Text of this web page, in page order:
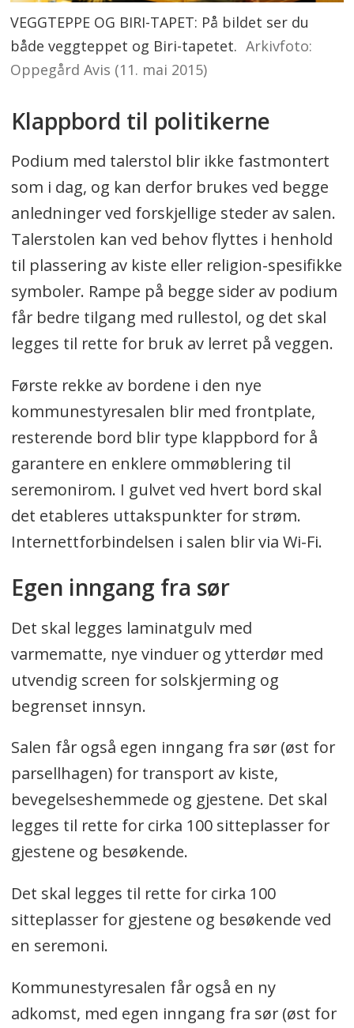
VEGGTEPPE OG BIRI-TAPET: På bildet ser du
både veggteppet og Biri-tapetet. Arkivfoto:
Oppegård Avis (11. mai 2015)
Klappbord til politikerne
Podium med talerstol blir ikke fastmontert
som i dag, og kan derfor brukes ved begge
anledninger ved forskjellige steder av salen.
Talerstolen kan ved behov flyttes i henhold
til plassering av kiste eller religion-spesifikke
symboler. Rampe på begge sider av podium
får bedre tilgang med rullestol, og det skal
legges til rette for bruk av lerret på veggen.
Første rekke av bordene i den nye
kommunestyresalen blir med frontplate,
resterende bord blir type klappbord for å
garantere en enklere ommøblering til
seremonirom. I gulvet ved hvert bord skal
det etableres uttakspunkter for strøm.
Internettforbindelsen i salen blir via Wi-Fi.
Egen inngang fra sør
Det skal legges laminatgulv med
varmematte, nye vinduer og ytterdør med
utvendig screen for solskjerming og
begrenset innsyn.
Salen får også egen inngang fra sør (øst for
parsellhagen) for transport av kiste,
bevegelseshemmede og gjestene. Det skal
legges til rette for cirka 100 sitteplasser for
gjestene og besøkende.
Det skal legges til rette for cirka 100
sitteplasser for gjestene og besøkende ved
en seremoni.
Kommunestyresalen får også en ny
adkomst, med egen inngang fra sør (øst for